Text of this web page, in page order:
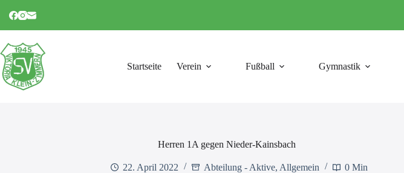
Inhalt
Startseite Verein Fußball Gymnastik
Herren 1A gegen Nieder-Kainsbach
22. April 2022 Abteilung - Aktive, Allgemein 0 Min